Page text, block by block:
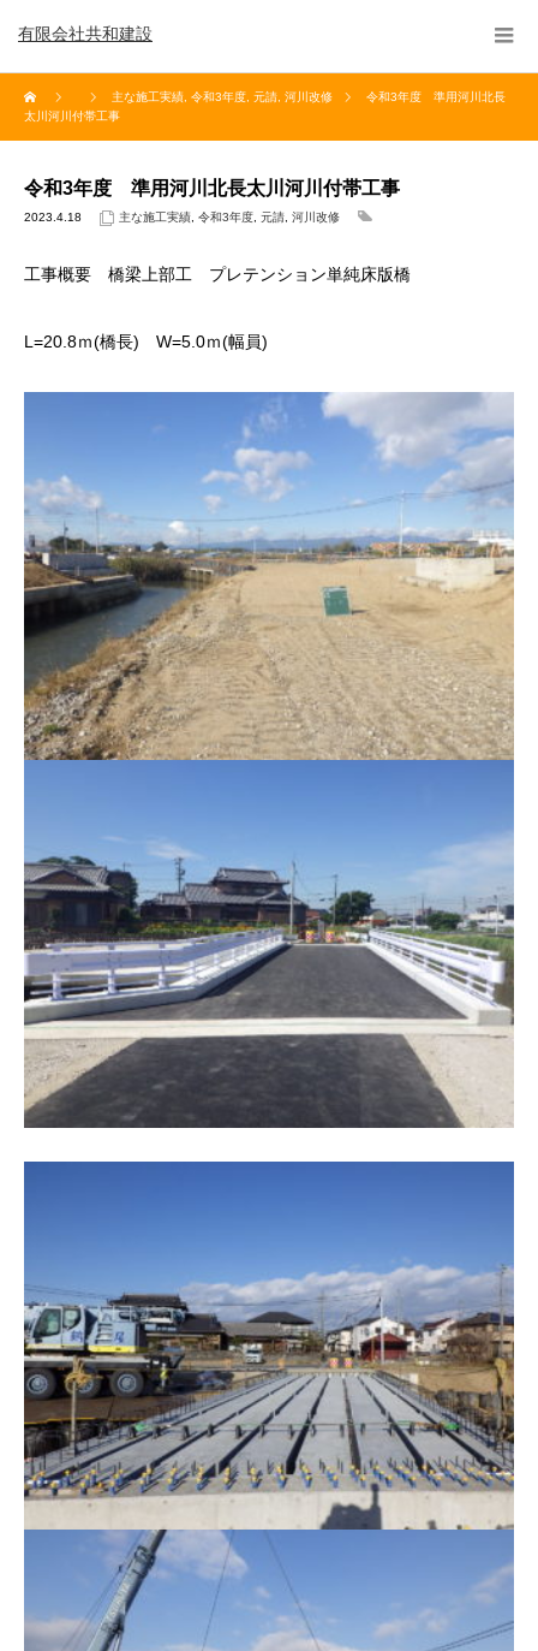
有限会社共和建設
主な施工実績 令和3年度 元請 河川改修
令和3年度 準用河川北長
太川河川付帯工事
令和3年度 準用河川北長太川河川付帯工事
2023.4.18 主な施工実績 令和3年度 元請 河川改修
工事概要 橋梁上部工 プレテンション単純床版橋
L=20.8ｍ(橋長) W=5.0ｍ(幅員)